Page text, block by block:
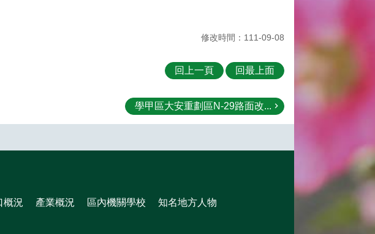
修改時間：111-09-08
回上一頁 回最上面
學甲區大安重劃區N-29路面改...
概況 產業概況 區內機關學校 知名地方人物